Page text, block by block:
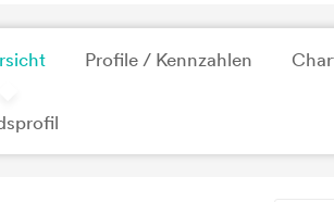
Profile / Kennzahlen